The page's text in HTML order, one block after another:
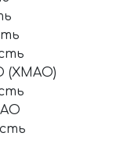
(ХМАО)
АО